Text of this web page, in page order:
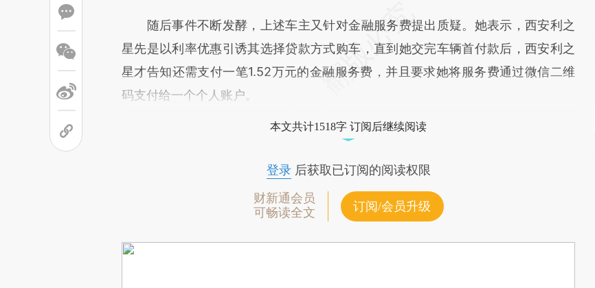
随后事件不断发酵，上述车主又针对金融服务费提出质疑。她表示，西安利之
星先是以利率优惠引诱其选择贷款方式购车，直到她交完车辆首付款后，西安利之
星才告知还需支付一笔1.52万元的金融服务费，并且要求她将服务费通过微信二维
码支付给一个个人账户。
本文共计1518字 订阅后继续阅读
登录后获取已订阅的阅读权限
财新通会员
可畅读全文
订阅/会员升级